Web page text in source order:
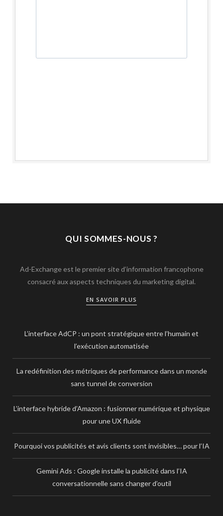
QUI SOMMES-NOUS ?
Ad-Exchange est le premier site d’information francophone
consacré aux aspects techniques du marketing digital.
EN SAVOIR PLUS
L’interface AdCP : un pont stratégique entre l’humain et
l’exécution automatisée
La redéfinition des métriques de performance dans un monde
sans tunnel de conversion
L’interface hybride d’Amazon : fusionner numérique et physique
pour une UX fluide
Pourquoi vos publicités et avis clients sont invisibles… pour l’IA
Gemini Ads : Google installe la publicité dans l’IA
conversationnelle sans changer d’outil